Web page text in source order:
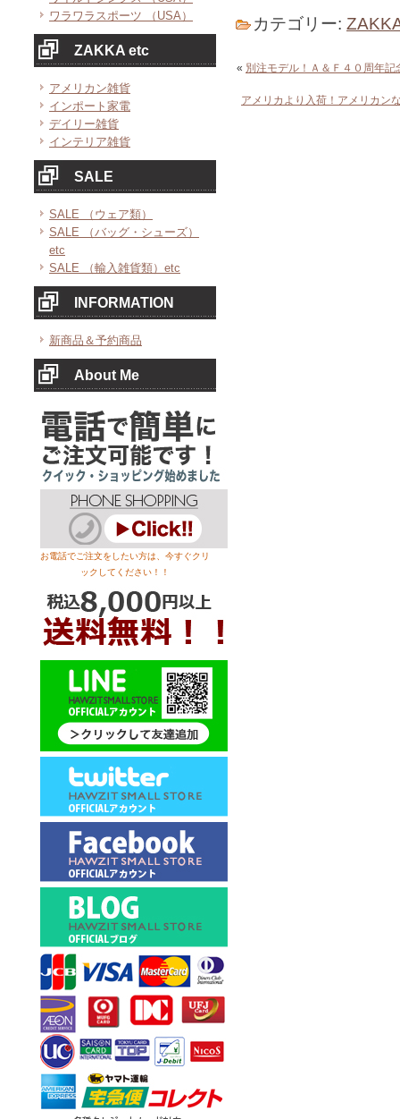
ワラワラスポーツ （USA）
ZAKKA etc
アメリカン雑貨
インポート家電
デイリー雑貨
インテリア雑貨
SALE
SALE （ウェア類）
SALE （バッグ・シューズ）
etc
SALE （輸入雑貨類）etc
INFORMATION
新商品＆予約商品
About Me
お電話でご注文をしたい方は、今すぐクリ
ックしてください！！
カテゴリー:
« 別注モデル！Ａ＆Ｆ４０周年
アメリカより入荷！アメリカン